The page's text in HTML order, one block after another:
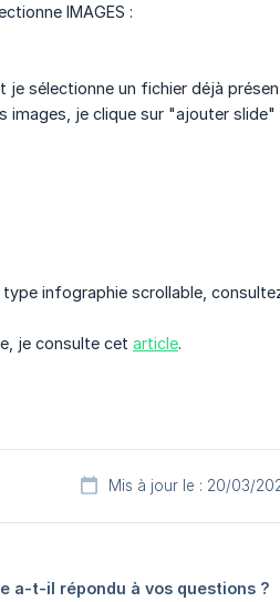
IMAGES :
je sélectionne un fichier déjà
je clique sur "ajouter slide"
infographie scrollable,
je consulte cet article.
Mis à jour le : 20/03/
a-t-il répondu à vos questions ?